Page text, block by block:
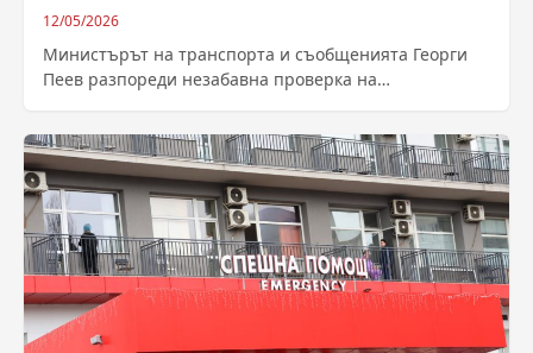
12/05/2026
Министърът на транспорта и съобщенията Георги
Пеев разпореди незабавна проверка на